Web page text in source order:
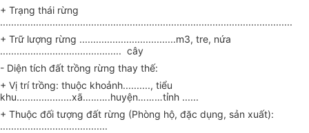
+ Trạng thái rừng
..........................................................................................................
+ Trữ lượng rừng ...................................m3, tre, nứa
............................................ cây
- Diện tích đất trồng rừng thay thế:
+ Vị trí trồng: thuộc khoảnh.........., tiểu
khu....................xã……….huyện………tỉnh ......
+ Thuộc đối tượng đất rừng (Phòng hộ, đặc dụng, sản xuất):
.......................................